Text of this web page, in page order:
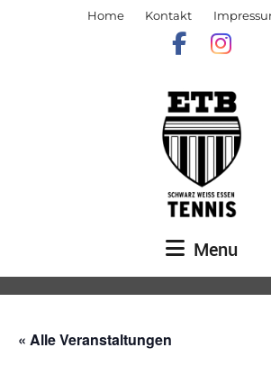
Home Kontakt
Menu
« Alle Veranstaltungen